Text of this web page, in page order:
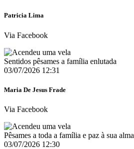
Patricia Lima
Via Facebook
Sentidos pêsames a família enlutada
03/07/2026 12:31
Maria De Jesus Frade
Via Facebook
Pêsames a toda a família e paz à sua alma
03/07/2026 12:30